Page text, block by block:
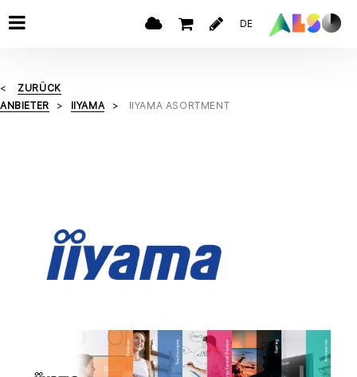
DE
ZURÜCK
ANBIETER
IIYAMA IIYAMA ASORTMENT